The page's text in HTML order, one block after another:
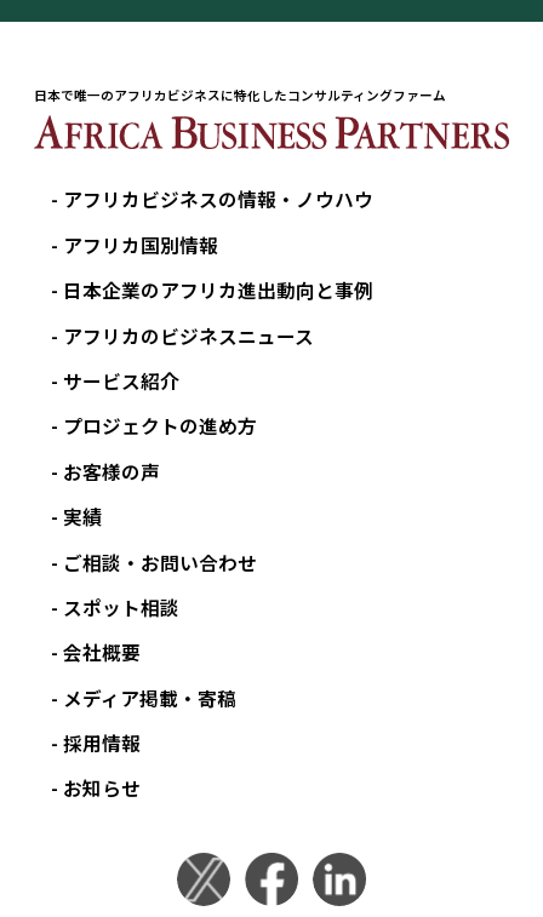
日本で唯一のアフリカビジネスに特化したコンサルティングファーム
アフリカビジネスの情報・ノウハウ
アフリカ国別情報
日本企業のアフリカ進出動向と事例
アフリカのビジネスニュース
サービス紹介
プロジェクトの進め方
お客様の声
実績
ご相談・お問い合わせ
スポット相談
会社概要
メディア掲載・寄稿
採用情報
お知らせ